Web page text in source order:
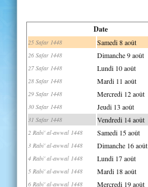
Date
25 Safar 1448 Samedi 8 août
26 Safar 1448 Dimanche 9 août
27 Safar 1448 Lundi 10 août
28 Safar 1448 Mardi 11 août
29 Safar 1448 Mercredi 12 août
30 Safar 1448 Jeudi 13 août
31 Safar 1448 Vendredi 14 août
2 Rabi' al-awwal 1448 Samedi 15 août
3 Rabi' al-awwal 1448 Dimanche 16 août
4 Rabi' al-awwal 1448 Lundi 17 août
5 Rabi' al-awwal 1448 Mardi 18 août
6 Rabi' al-awwal 1448 Mercredi 19 août